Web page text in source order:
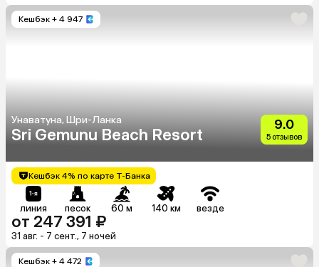
Кешбэк + 4 947
Унаватуна, Шри-Ланка
Sri Gemunu Beach Resort
9.0
5 отзывов
Кешбэк 4% по карте Т-Банка
линия песок 60 м 140 км везде
от 247 391 ₽
31 авг. - 7 сент., 7 ночей
Кешбэк + 4 472